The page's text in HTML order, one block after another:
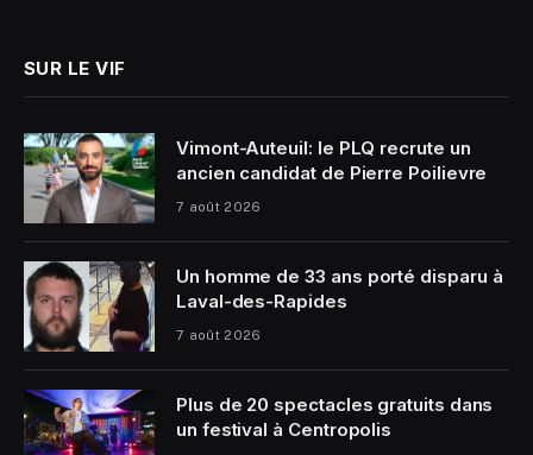
SUR LE VIF
Vimont-Auteuil: le PLQ recrute un
ancien candidat de Pierre Poilievre
7 août 2026
Un homme de 33 ans porté disparu à
Laval-des-Rapides
7 août 2026
Plus de 20 spectacles gratuits dans
un festival à Centropolis